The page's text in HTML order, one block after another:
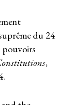
du 24
pouvoirs
,